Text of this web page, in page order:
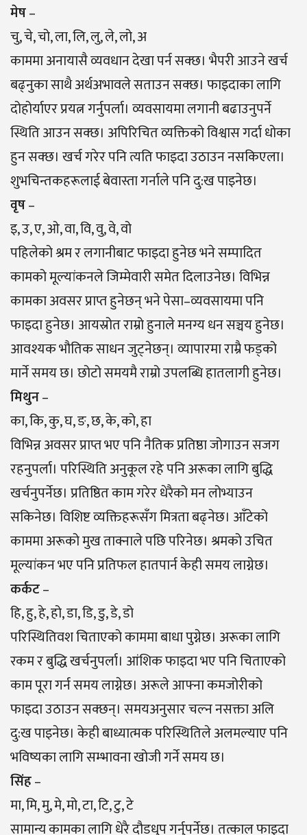
मेष–
चु, चे, चो, ला, लि, लु, ले, लो, अ
काममा अनायासै व्यवधान देखा पर्न सक्छ। भैपरी आउने खर्च
बढ्नुका साथै अर्थअभावले सताउन सक्छ। फाइदाका लागि
दोहोर्याएर प्रयत्न गर्नुपर्ला। व्यवसायमा लगानी बढाउनुपर्ने
स्थिति आउन सक्छ। अपिरिचित व्यक्तिको विश्वास गर्दा धोका
हुन सक्छ। खर्च गरेर पनि त्यति फाइदा उठाउन नसकिएला।
शुभचिन्तकहरूलाई बेवास्ता गर्नाले पनि दु:ख पाइनेछ।
वृष–
इ, उ, ए, ओ, वा, वि, वु, वे, वो
पहिलेको श्रम र लगानीबाट फाइदा हुनेछ भने सम्पादित
कामको मूल्यांकनले जिम्मेवारी समेत दिलाउनेछ। विभिन्न
कामका अवसर प्राप्त हुनेछन् भने पेसा–व्यवसायमा पनि
फाइदा हुनेछ। आयस्रोत राम्रो हुनाले मनग्य धन सञ्चय हुनेछ।
आवश्यक भौतिक साधन जुट्नेछन्। व्यापारमा राम्रै फड्को
मार्ने समय छ। छोटो समयमै राम्रो उपलब्धि हातलागी हुनेछ।
मिथुन–
का, कि, कु, घ, ङ, छ, के, को, हा
विभिन्न अवसर प्राप्त भए पनि नैतिक प्रतिष्ठा जोगाउन सजग
रहनुपर्ला। परिस्थिति अनुकूल रहे पनि अरूका लागि बुद्धि
खर्चनुपर्नेछ। प्रतिष्ठित काम गरेर धेरैको मन लोभ्याउन
सकिनेछ। विशिष्ट व्यक्तिहरूसँग मित्रता बढ्नेछ। आँटेको
काममा अरूको मुख ताक्नाले पछि परिनेछ। श्रमको उचित
मूल्यांकन भए पनि प्रतिफल हातपार्न केही समय लाग्नेछ।
कर्कट–
हि, हु, हे, हो, डा, डि, डु, डे, डो
परिस्थितिवश चिताएको काममा बाधा पुग्नेछ। अरूका लागि
रकम र बुद्धि खर्चनुपर्ला। आंशिक फाइदा भए पनि चिताएको
काम पूरा गर्न समय लाग्नेछ। अरूले आफ्ना कमजोरीको
फाइदा उठाउन सक्छन्। समयअनुसार चल्न नसक्ता अलि
दु:ख पाइनेछ। केही बाध्यात्मक परिस्थितिले अलमल्याए पनि
भविष्यका लागि सम्भावना खोजी गर्ने समय छ।
सिंह–
मा, मि, मु, मे, मो, टा, टि, टु, टे
सामान्य कामका लागि धेरै दौडधुप गर्नुपर्नेछ। तत्काल फाइदा